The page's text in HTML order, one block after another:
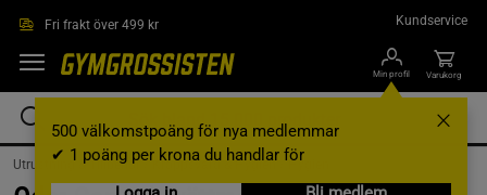
Fri frakt över 499 kr Kundservice
Min profil
500 välkomstpoäng för nya medlemmar
✔ 1 poäng per krona du handlar för
Varukorg
Utrustning & Tillbehör / Kroppsvård & Hygien / Hygien